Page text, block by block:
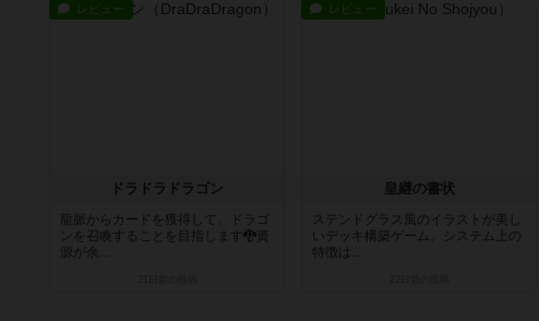
レビュー
ドラドラドラゴン
龍脈からカードを獲得して、ドラゴ
ンを召喚することを目指します🐉資
源が余...
レビュー
皇継の書状
ステンドグラス風のイラストが美し
いデッキ構築ゲーム。システム上の
特徴は...